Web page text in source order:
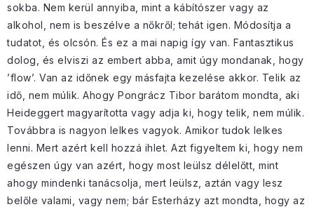
sokba. Nem kerül annyiba, mint a kábítószer vagy az
alkohol, nem is beszélve a nőkről; tehát igen. Módosítja a
tudatot, és olcsón. És ez a mai napig így van. Fantasztikus
dolog, és elviszi az embert abba, amit úgy mondanak, hogy
’flow’. Van az időnek egy másfajta kezelése akkor. Telik az
idő, nem múlik. Ahogy Pongrácz Tibor barátom mondta, aki
Heideggert magyarította vagy adja ki, hogy telik, nem múlik.
Továbbra is nagyon lelkes vagyok. Amikor tudok lelkes
lenni. Mert azért kell hozzá ihlet. Azt figyeltem ki, hogy nem
egészen úgy van azért, hogy most leülsz délelőtt, mint
ahogy mindenki tanácsolja, mert leülsz, aztán vagy lesz
belőle valami, vagy nem; bár Esterházy azt mondta, hogy az